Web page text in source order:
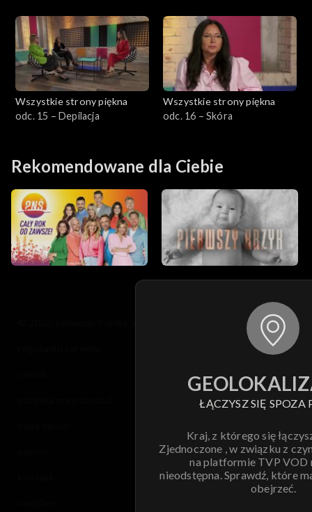
Wszystkie strony piękna
odc. 15 – Depilacja
Wszystkie strony piękna
odc. 16 – Skóra
Rekomendowane dla Ciebie
ŁĄCZYSZ SIĘ SPOZA
Kraj, z którego się
Zjednoczone , w związku z
na platformie TVP VOD
nieodstępna. Sprawdź, które
obejrzeć.